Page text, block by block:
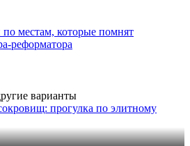
местам, которые помнят
реформатора
варианты